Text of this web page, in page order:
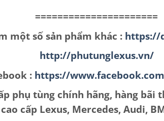
======================
một số sản phẩm khác : https://
http://phutunglexus.vn/
: https://
phụ tùng chính hãng, hàng bãi
cấp Lexus, Mercedes, Audi,